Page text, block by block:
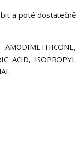
a poté dostatečně
ACID, ISOPROPYL